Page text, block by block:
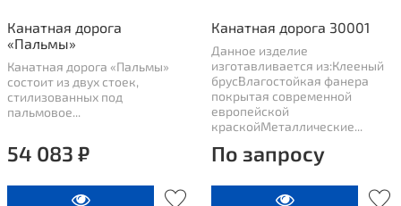
Канатная дорога
«Пальмы»
Канатная дорога «Пальмы»
состоит из двух стоек,
стилизованных под
пальмовое...
54 083 ₽
Канатная дорога 30001
Данное изделие
изготавливается из:Клееный
брусВлагостойкая фанера
покрытая современной
европейской
краскойМеталлические...
По запросу